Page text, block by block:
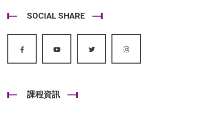
SOCIAL SHARE
課程資訊